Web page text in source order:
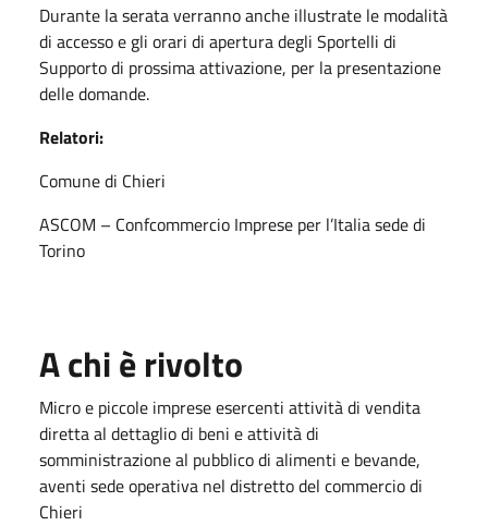
Durante la serata verranno anche illustrate le modalità
di accesso e gli orari di apertura degli Sportelli di
Supporto di prossima attivazione, per la presentazione
delle domande.
Relatori:
Comune di Chieri
ASCOM – Confcommercio Imprese per l’Italia sede di
Torino
A chi è rivolto
Micro e piccole imprese esercenti attività di vendita
diretta al dettaglio di beni e attività di
somministrazione al pubblico di alimenti e bevande,
aventi sede operativa nel distretto del commercio di
Chieri